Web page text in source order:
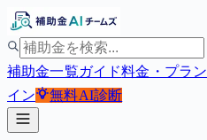
補助金一覧ガイド料金・プラン
イン
無料AI診断